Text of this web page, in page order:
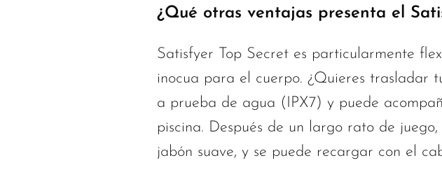
¿Qué otras ventajas presenta el
Satisfyer Top Secret es particularmente
inocua para el cuerpo. ¿Quieres trasladar
a prueba de agua (IPX7) y puede
piscina. Después de un largo rato de
jabón suave, y se puede recargar con el